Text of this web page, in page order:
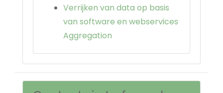
Verrijken van data op basis
van software en webservices
Aggregation